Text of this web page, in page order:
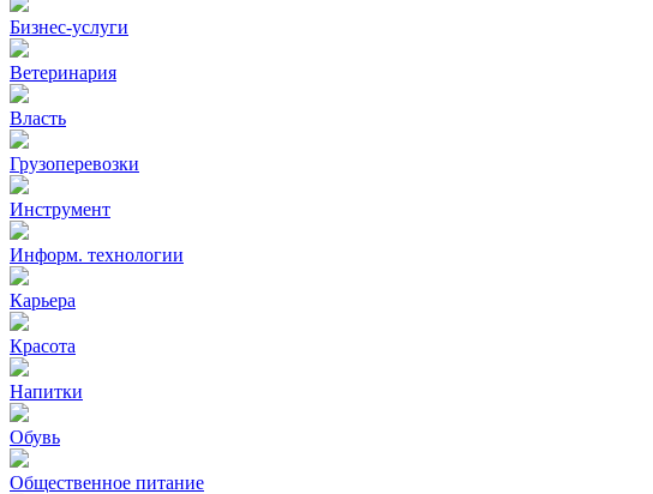
Бизнес-услуги
Ветеринария
Власть
Грузоперевозки
Инструмент
Информ. технологии
Карьера
Красота
Напитки
Обувь
Общественное питание